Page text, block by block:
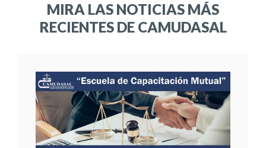
MIRA LAS NOTICIAS MÁS
RECIENTES DE CAMUDASAL